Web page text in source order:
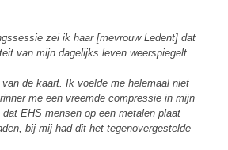
zei ik haar [mevrouw Ledent] dat
van mijn dagelijks leven weerspiegelt.
de kaart. Ik voelde me helemaal niet
me een vreemde compressie in mijn
EHS mensen op een metalen plaat
bij mij had dit het tegenovergestelde